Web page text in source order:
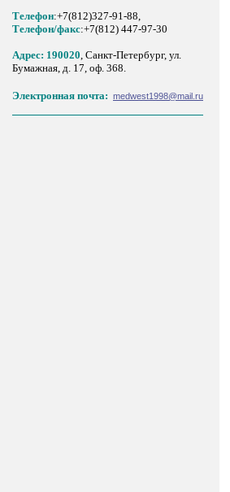
Телефон:+7(812)327-91-88,
Tелефон/факс:+7(812) 447-97-30
Адрес: 190020, Санкт-Петербург, ул.
Бумажная, д. 17, оф. 368.
Электронная почта: medwest1998@mail.ru